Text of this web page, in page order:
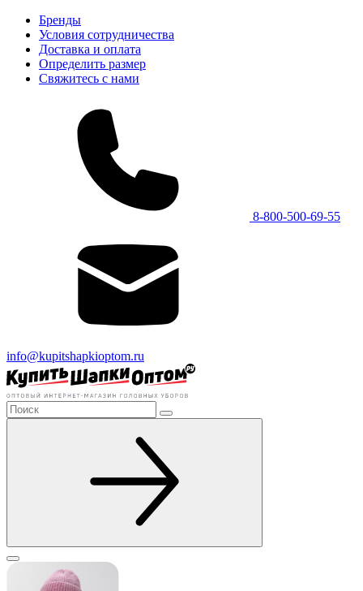
Бренды
Условия сотрудничества
Доставка и оплата
Определить размер
Свяжитесь с нами
8-800-500-69-55
info@kupitshapkioptom.ru